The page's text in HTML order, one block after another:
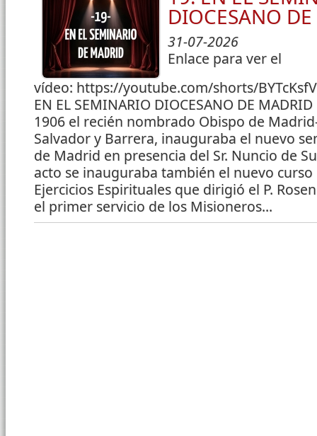
DIOCESANO
31-07-2026
Enlace para ver el
vídeo: https://youtube.com/shorts/
EN EL SEMINARIO DIOCESANO DE
1906 el recién nombrado Obispo de
Salvador y Barrera, inauguraba el nuevo
de Madrid en presencia del Sr. Nuncio de
acto se inauguraba también el nuevo
Ejercicios Espirituales que dirigió el P.
el primer servicio de los Misioneros...